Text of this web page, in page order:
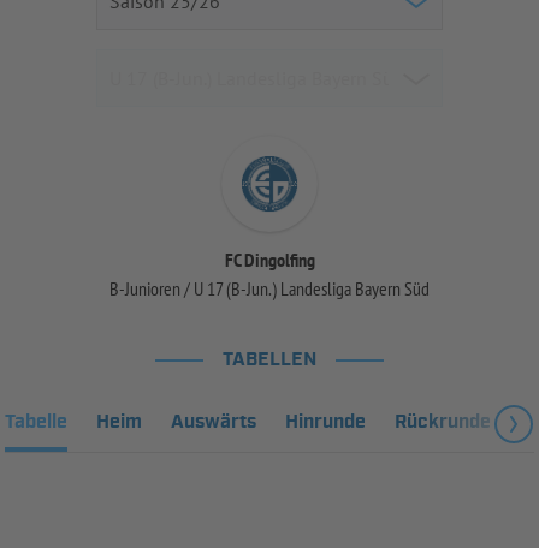
FC Dingolfing
B-Junioren / U 17 (B-Jun.) Landesliga Bayern Süd
TABELLEN
Tabelle Heim Auswärts Hinrunde Rückrunde